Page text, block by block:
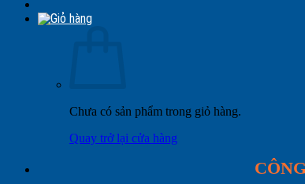
Chưa có sản phẩm trong giỏ hàng.
Quay trở lại cửa hàng